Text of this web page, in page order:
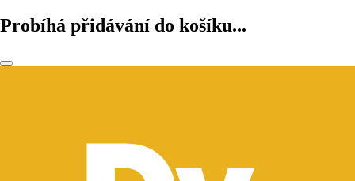
Probíhá přidávání do košíku...